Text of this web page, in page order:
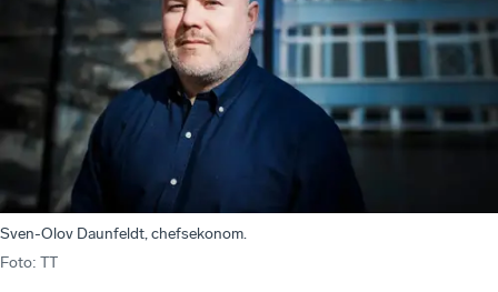
Sven-Olov Daunfeldt, chefsekonom.
Foto: TT